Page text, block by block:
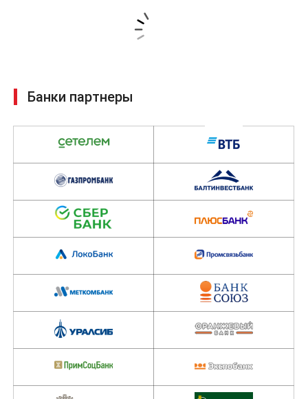
наиболее выгодных условиях. Таким образом Вам не нужно
тратить время и силы на продажу автомобиля, ведь все это
Вы можете оказаться в числе таких счастливчиков. Ведь
Трейд-Ин позволяет в любое удобное время получить
Банки партнеры